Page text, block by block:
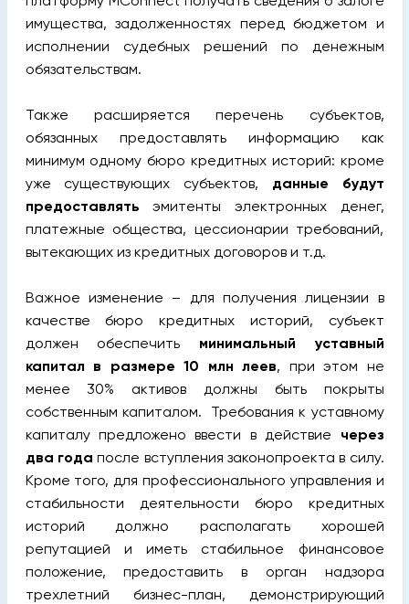
имущества, задолженностях перед бюджетом и
исполнении судебных решений по денежным
обязательствам.
Также расширяется перечень субъектов,
обязанных предоставлять информацию как
минимум одному бюро кредитных историй: кроме
уже существующих субъектов, данные будут
предоставлятьэмитенты электронных денег,
платежные общества, цессионарии требований,
вытекающих из кредитных договоров и т.д.
Важное изменение – для получения лицензии в
качестве бюро кредитных историй, субъект
должен обеспечить минимальный уставный
капитал в размере 10 млн леев, при этом не
менее 30% активов должны быть покрыты
собственным капиталом. Требования к уставному
капиталу предложено ввести в действие через
два года после вступления законопроекта в силу.
Кроме того, для профессионального управления и
стабильности деятельности бюро кредитных
историй должно располагать хорошей
репутацией и иметь стабильное финансовое
положение, предоставить в орган надзора
трехлетний бизнес-план, демонстрирующий